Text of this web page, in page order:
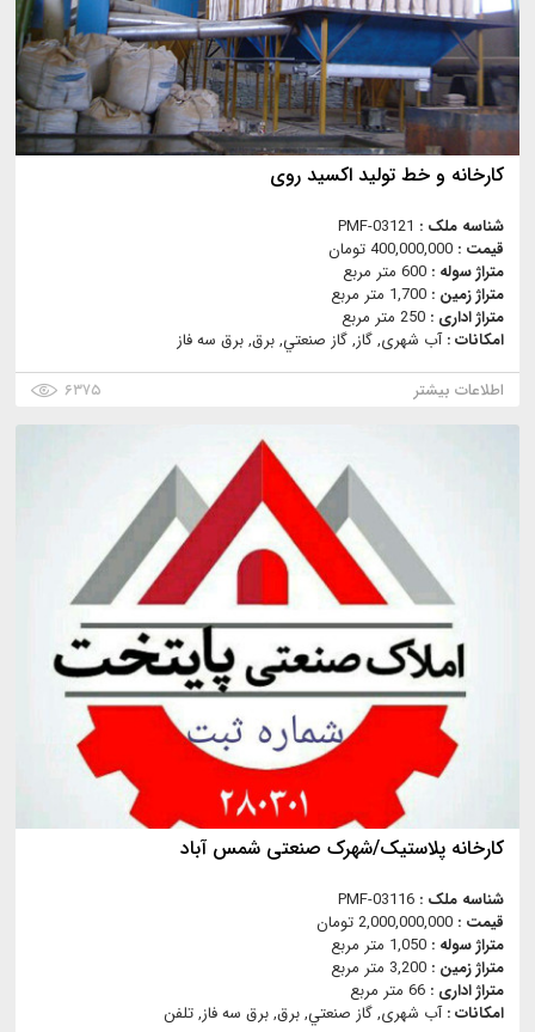
کارخانه و خط تولید اکسید روی
شناسه ملک : PMF-03121
قیمت : 400,000,000 تومان
متراژ سوله : 600 متر مربع
متراژ زمین : 1,700 متر مربع
متراژ اداری : 250 متر مربع
امکانات :آب شهری, گاز, گاز صنعتي, برق, برق سه فاز
اطلاعات بیشتر
۶۳۷۵
کارخانه پلاستیک/شهرک صنعتی شمس آباد
شناسه ملک : PMF-03116
قیمت : 2,000,000,000 تومان
متراژ سوله : 1,050 متر مربع
متراژ زمین : 3,200 متر مربع
متراژ اداری : 66 متر مربع
امکانات :آب شهری, گاز صنعتي, برق, برق سه فاز, تلفن